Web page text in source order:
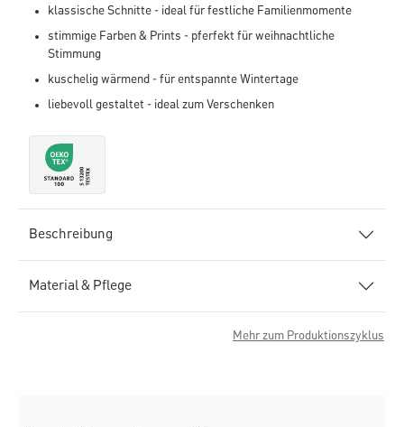
klassische Schnitte - ideal für festliche Familienmomente
stimmige Farben & Prints - pferfekt für weihnachtliche
Stimmung
kuschelig wärmend - für entspannte Wintertage
liebevoll gestaltet - ideal zum Verschenken
Beschreibung
Material & Pflege
Mehr zum Produktionszyklus